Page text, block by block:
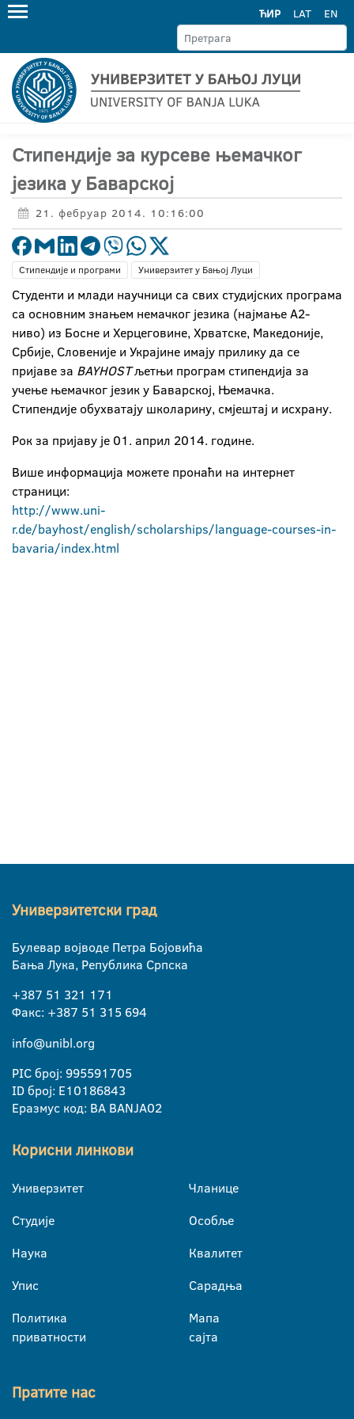
ЋИР LAT EN
Стипендије за курсеве њемачког
језика у Баварској
21. фебруар 2014. 10:16:00
Стипендије и програми Универзитет у Бањој Луци
Студенти и млади научници са свих студијских програма
са основним знањем немачког језика (најмање А2-
ниво) из Босне и Херцеговине, Хрватске, Македоније,
Србије, Словеније и Украјине имају прилику да се
пријаве за BAYHOSTљетњи програм стипендија за
учење њемачког језик у Баварској, Њемачка.
Стипендије обухватају школарину, смјештај и исхрану.
Рок за пријаву је 01. април 2014. године.
Више информација можете пронаћи на интернет
страници:
http://www.uni-
r.de/bayhost/english/scholarships/language-courses-in-
bavaria/index.html
Универзитетски град
Булевар војводе Петра Бојовића
Бања Лука, Република Српска
+387 51 321 171
Факс: +387 51 315 694
info@unibl.org
PIC број: 995591705
ID број: E10186843
Еразмус код: BA BANJA02
Корисни линкови
Универзитет
Студије
Наука
Упис
Политика
приватности
Чланице
Особље
Квалитет
Сарадња
Мапа
сајта
Пратите нас